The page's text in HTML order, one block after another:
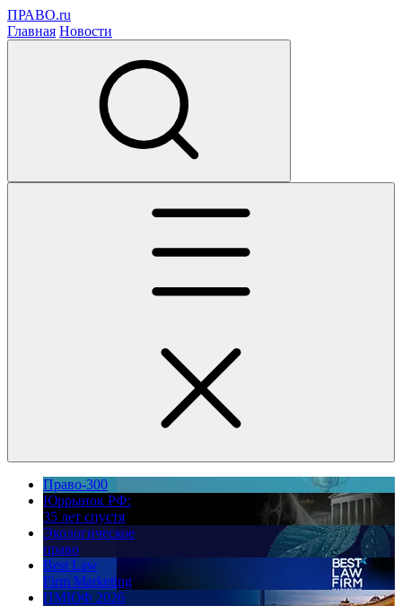
ПРАВО.ru
Главная Новости
Право-300
Юррынок РФ:
35 лет спустя
Экологическое
право
Best Law
Firm Marketing
ПМЮФ 2026